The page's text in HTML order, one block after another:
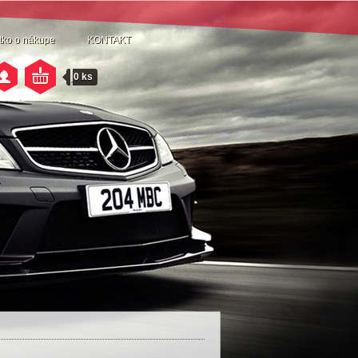
0 ks
o nákupe KONTAKT